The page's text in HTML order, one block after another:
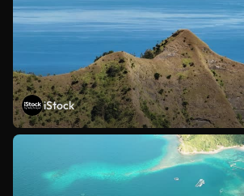
iStock